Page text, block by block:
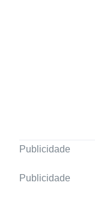
Publicidade
Publicidade